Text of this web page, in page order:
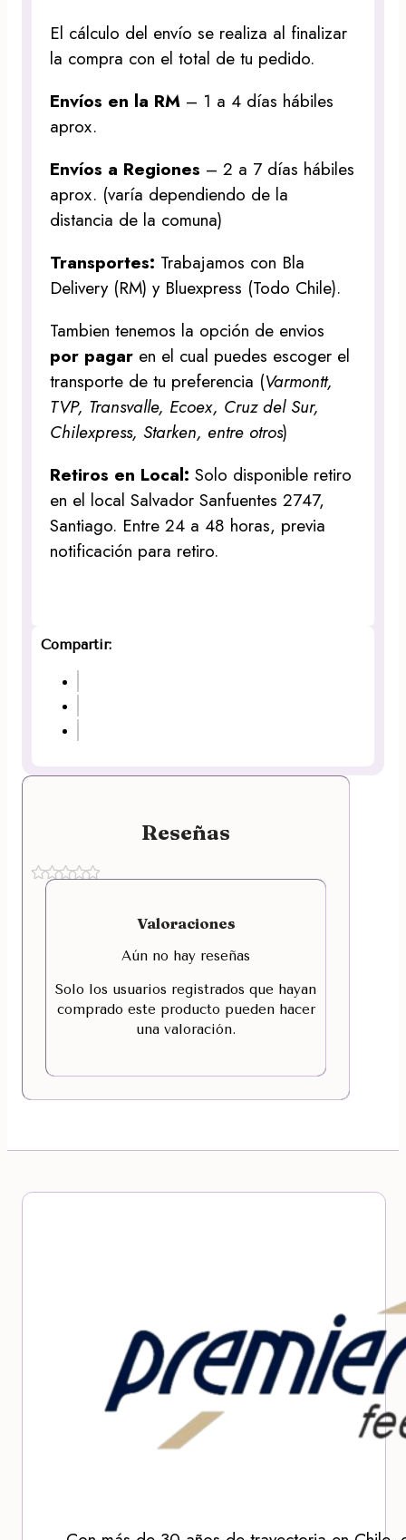
El cálculo del envío se realiza al finalizar
la compra con el total de tu pedido.
Envíos en la RM – 1 a 4 días hábiles
aprox.
Envíos a Regiones – 2 a 7 días hábiles
aprox. (varía dependiendo de la
distancia de la comuna)
Transportes: Trabajamos con Bla
Delivery (RM) y Bluexpress (Todo Chile).
Tambien tenemos la opción de envios
por pagar en el cual puedes escoger el
transporte de tu preferencia (Varmontt,
TVP, Transvalle, Ecoex, Cruz del Sur,
Chilexpress, Starken, entre otros)
Retiros en Local:Solo disponible retiro
en el local Salvador Sanfuentes 2747,
Santiago. Entre 24 a 48 horas, previa
notificación para retiro.
Compartir:
Reseñas
Valoraciones
Aún no hay reseñas
Solo los usuarios registrados que hayan
comprado este producto pueden hacer
una valoración.